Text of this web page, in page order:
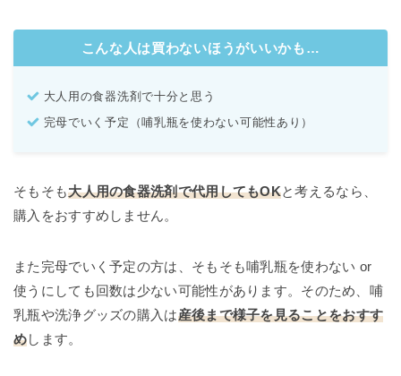
こんな人は買わないほうがいいかも…
大人用の食器洗剤で十分と思う
完母でいく予定（哺乳瓶を使わない可能性あり）
そもそも大人用の食器洗剤で代用してもOKと考えるなら、
購入をおすすめしません。
また完母でいく予定の方は、そもそも哺乳瓶を使わない or
使うにしても回数は少ない可能性があります。そのため、哺
乳瓶や洗浄グッズの購入は産後まで様子を見ることをおすす
めします。